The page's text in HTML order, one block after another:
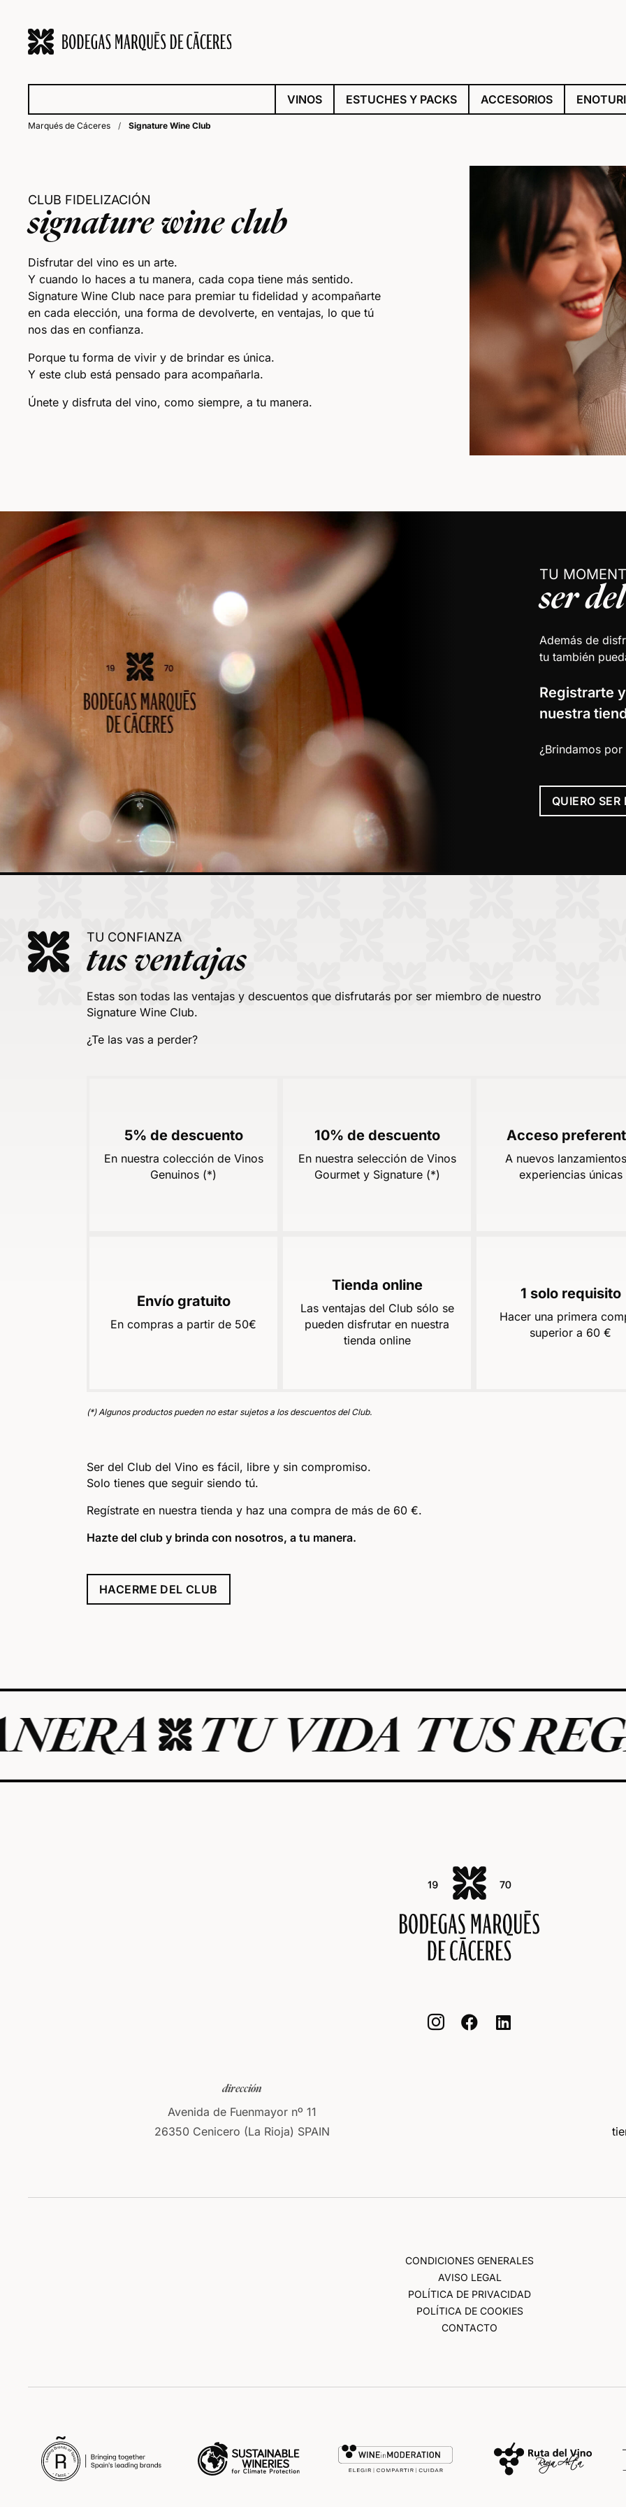
VINOS ESTUCHES Y PACKS ACCESORIOS
Marqués de Cáceres / Signature Wine Club
CLUB FIDELIZACIÓN
signature wine club
Disfrutar del vino es un arte.
Y cuando lo haces a tu manera, cada copa tiene más sentido.
Signature Wine Club nace para premiar tu fidelidad y acompañarte
en cada elección, una forma de devolverte, en ventajas, lo que tú
nos das en confianza.
Porque tu forma de vivir y de brindar es única.
Y este club está pensado para acompañarla.
Únete y disfruta del vino, como siempre, a tu manera.
TU
ser
Además de
tu también
Registrarte
nuestra
¿Brindamos por
QUIERO
TU CONFIANZA
tus ventajas
Estas son todas las ventajas y descuentos que disfrutarás por ser miembro de nuestro
Signature Wine Club.
¿Te las vas a perder?
5% de descuento
En nuestra colección de Vinos
Genuinos (*)
10% de descuento
En nuestra selección de Vinos
Gourmet y Signature (*)
Acceso
A nuevos
experiencias únicas
Envío gratuito
En compras a partir de 50€
Tienda online
Las ventajas del Club sólo se
pueden disfrutar en nuestra
tienda online
1 solo requisito
Hacer una primera
superior a 60 €
(*) Algunos productos pueden no estar sujetos a los descuentos del Club.
Ser del Club del Vino es fácil, libre y sin compromiso.
Solo tienes que seguir siendo tú.
Regístrate en nuestra tienda y haz una compra de más de 60 €.
Hazte del club y brinda con nosotros, a tu manera.
HACERME DEL CLUB
TU VIDA TUS REGLAS
  
dirección
Avenida de Fuenmayor nº 11
26350 Cenicero (La Rioja) SPAIN
CONDICIONES GENERALES
AVISO LEGAL
POLÍTICA DE PRIVACIDAD
POLÍTICA DE COOKIES
CONTACTO